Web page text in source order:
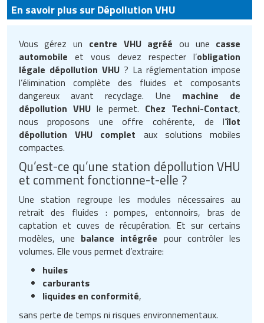
En savoir plus sur Dépollution VHU
Vous gérez un centre VHU agréé ou une casse
automobile et vous devez respecter l’obligation
légale dépollution VHU? La réglementation impose
l’élimination complète des fluides et composants
dangereux avant recyclage. Une machine de
dépollution VHUle permet. Chez Techni-Contact,
nous proposons une offre cohérente, de l’îlot
dépollution VHU complet aux solutions mobiles
compactes.
Qu’est-ce qu’une station dépollution VHU
et comment fonctionne-t-elle ?
Une station regroupe les modules nécessaires au
retrait des fluides : pompes, entonnoirs, bras de
captation et cuves de récupération. Et sur certains
modèles, une balance intégrée pour contrôler les
volumes. Elle vous permet d’extraire:
huiles
carburants
liquides en conformité,
sans perte de temps ni risques environnementaux.